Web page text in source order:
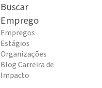
Buscar
Emprego
Empregos
Estágios
Organizações
Blog Carreira de
Impacto